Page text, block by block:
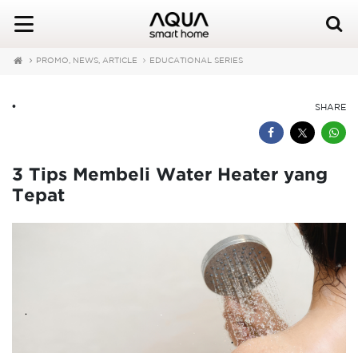
PROMO, NEWS, ARTICLE EDUCATIONAL SERIES
SHARE
•
3 Tips Membeli Water Heater yang
Tepat